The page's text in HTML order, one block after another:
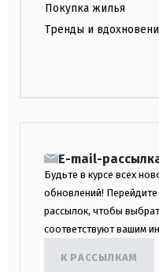
Покупка жилья
Тренды и
E-mail-
Будьте в курсе всех
обновлений! Перейдите
рассылок, чтобы
соответствуют вашим
К РАССЫЛКАМ